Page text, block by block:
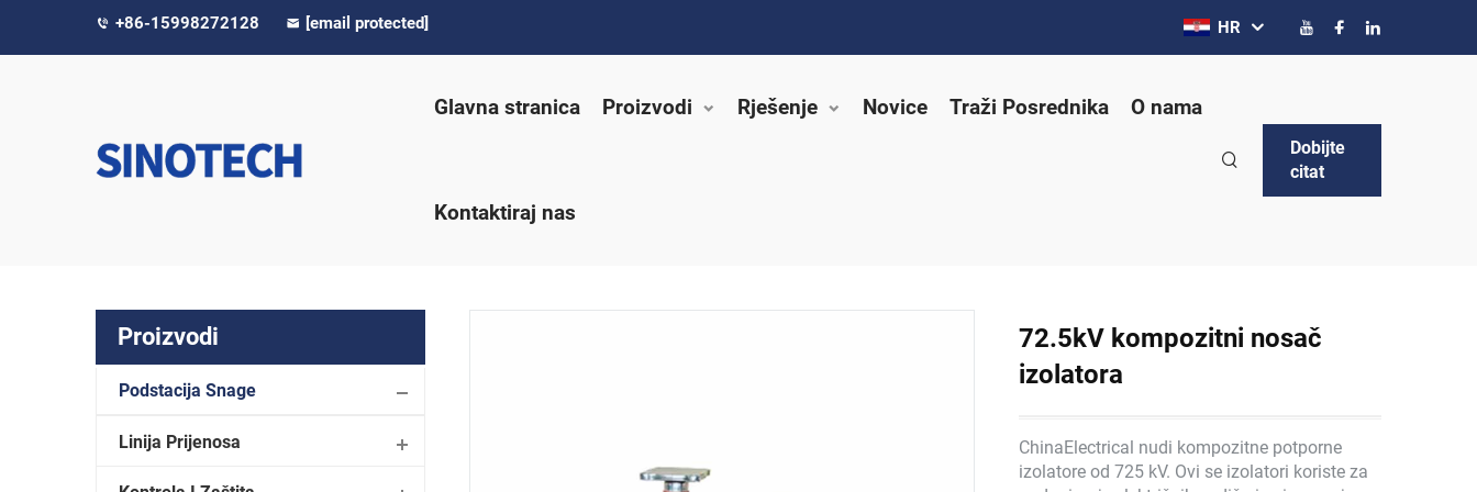
+86-15998272128 [email protected] HR
Glavna stranica Proizvodi Rješenje Novice Traži Posrednika O nama
Kontaktiraj nas
Dobijte
citat
Proizvodi
Podstacija Snage
Linija Prijenosa
72.5kV kompozitni nosač
izolatora
ChinaElectrical nudi kompozitne potporne
izolatore od 725 kV. Ovi se izolatori koriste za